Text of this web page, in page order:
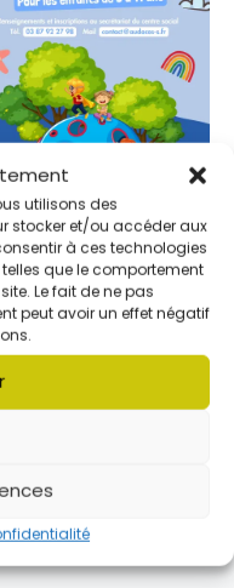
utilisons des
stocker et/ou accéder aux
à ces technologies
que le comportement
Le fait de ne pas
peut avoir un effet négatif
10 septembre 2025
Plans Mercredis
au Centre
Audaces’s de
!
ADOS !